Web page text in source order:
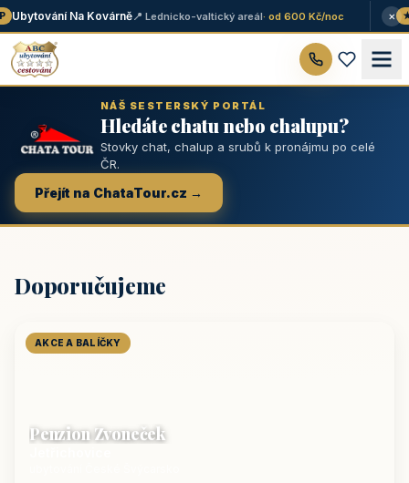
Ubytování Na Kovárně📍 Lednicko-valtický areál· od 600 Kč/noc ★
×
NÁŠ SESTERSKÝ PORTÁL
Hledáte chatu nebo chalupu?
Stovky chat, chalup a srubů k pronájmu po celé
ČR.
Přejít na ChataTour.cz →
Doporučujeme
AKCE A BALÍČKY
Penzion Zvoneček